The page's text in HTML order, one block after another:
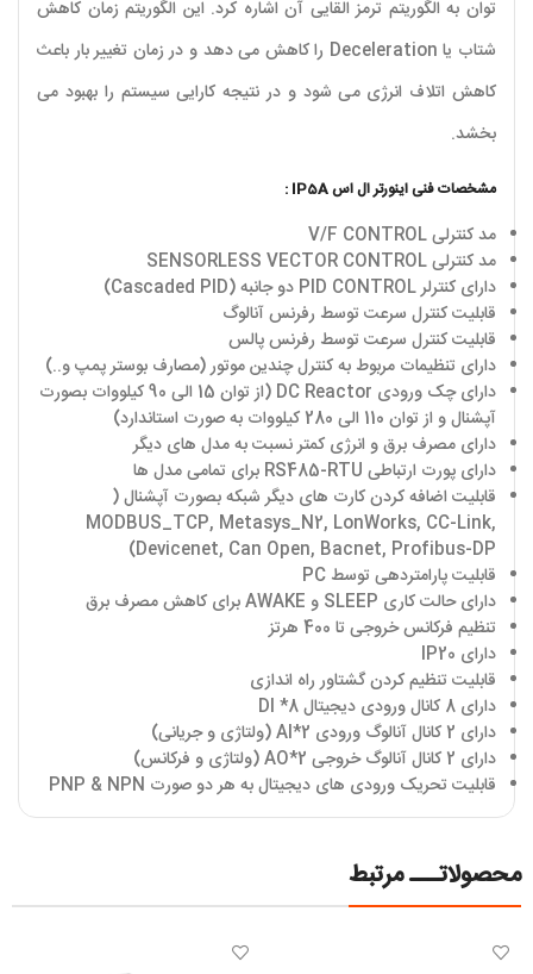
توان به الگوریتم ترمز القایی آن اشاره کرد. این الگوریتم زمان کاهش
شتاب یا Deceleration را کاهش می دهد و در زمان تغییر بار باعث
کاهش اتلاف انرژی می شود و در نتیجه کارایی سیستم را بهبود می
بخشد.
مشخصات فنی اینورتر ال اس IP5A :
مد کنترلی V/F CONTROL
مد کنترلی SENSORLESS VECTOR CONTROL
دارای کنترلر PID CONTROL دو جانبه (Cascaded PID)
قابلیت کنترل سرعت توسط رفرنس آنالوگ
قابلیت کنترل سرعت توسط رفرنس پالس
دارای تنظیمات مربوط به کنترل چندین موتور (مصارف بوستر پمپ و..)
دارای چک ورودی DC Reactor (از توان 15 الی 90 کیلووات بصورت
آپشنال و از توان 110 الی 280 کیلووات به صورت استاندارد)
دارای مصرف برق و انرژی کمتر نسبت به مدل های دیگر
دارای پورت ارتباطی RS485-RTU برای تمامی مدل ها
قابلیت اضافه کردن کارت های دیگر شبکه بصورت آپشنال (
MODBUS_TCP, Metasys_N2, LonWorks, CC-Link,
Devicenet, Can Open, Bacnet, Profibus-DP)
قابلیت پارامتردهی توسط PC
دارای حالت کاری SLEEP و AWAKE برای کاهش مصرف برق
تنظیم فرکانس خروجی تا 400 هرتز
دارای IP20
قابلیت تنظیم کردن گشتاور راه اندازی
دارای 8 کانال ورودی دیجیتال 8* DI
دارای 2 کانال آنالوگ ورودی 2*AI (ولتاژی و جریانی)
دارای 2 کانال آنالوگ خروجی 2*AO (ولتاژی و فرکانس)
قابلیت تحریک ورودی های دیجیتال به هر دو صورت PNP & NPN
محصولاتـــ مرتبط